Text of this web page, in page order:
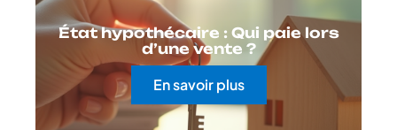
État hypothécaire : Qui paie lors
d’une vente ?
En savoir plus